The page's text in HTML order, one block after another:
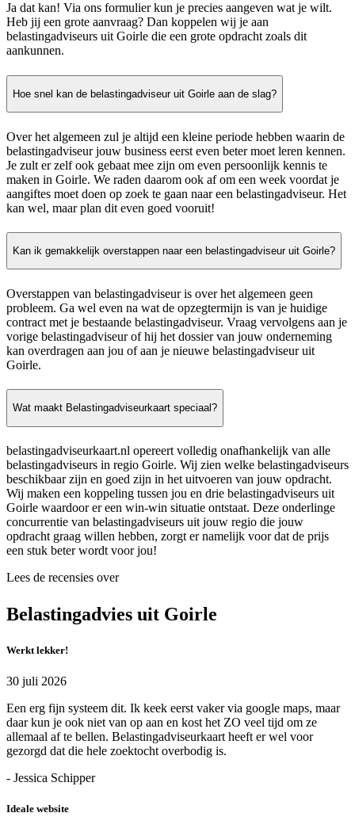
Ja dat kan! Via ons formulier kun je precies aangeven wat je wilt.
Heb jij een grote aanvraag? Dan koppelen wij je aan
belastingadviseurs uit Goirle die een grote opdracht zoals dit
aankunnen.
Hoe snel kan de belastingadviseur uit Goirle aan de slag?
Over het algemeen zul je altijd een kleine periode hebben waarin de
belastingadviseur jouw business eerst even beter moet leren kennen.
Je zult er zelf ook gebaat mee zijn om even persoonlijk kennis te
maken in Goirle. We raden daarom ook af om een week voordat je
aangiftes moet doen op zoek te gaan naar een belastingadviseur. Het
kan wel, maar plan dit even goed vooruit!
Kan ik gemakkelijk overstappen naar een belastingadviseur uit Goirle?
Overstappen van belastingadviseur is over het algemeen geen
probleem. Ga wel even na wat de opzegtermijn is van je huidige
contract met je bestaande belastingadviseur. Vraag vervolgens aan je
vorige belastingadviseur of hij het dossier van jouw onderneming
kan overdragen aan jou of aan je nieuwe belastingadviseur uit
Goirle.
Wat maakt Belastingadviseurkaart speciaal?
belastingadviseurkaart.nl opereert volledig onafhankelijk van alle
belastingadviseurs in regio Goirle. Wij zien welke belastingadviseurs
beschikbaar zijn en goed zijn in het uitvoeren van jouw opdracht.
Wij maken een koppeling tussen jou en drie belastingadviseurs uit
Goirle waardoor er een win-win situatie ontstaat. Deze onderlinge
concurrentie van belastingadviseurs uit jouw regio die jouw
opdracht graag willen hebben, zorgt er namelijk voor dat de prijs
een stuk beter wordt voor jou!
Lees de recensies over
Belastingadvies uit Goirle
Werkt lekker!
30 juli 2026
Een erg fijn systeem dit. Ik keek eerst vaker via google maps, maar
daar kun je ook niet van op aan en kost het ZO veel tijd om ze
allemaal af te bellen. Belastingadviseurkaart heeft er wel voor
gezorgd dat die hele zoektocht overbodig is.
- Jessica Schipper
Ideale website